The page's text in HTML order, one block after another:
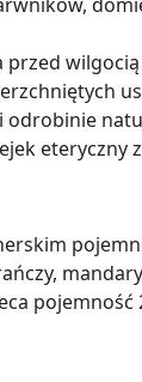
eteryczny
pojemność